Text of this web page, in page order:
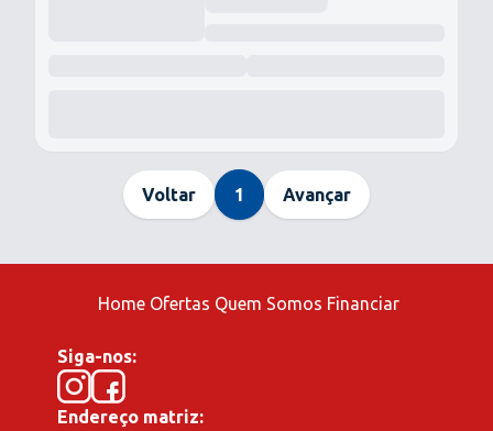
Voltar 1 Avançar
Home Ofertas Quem Somos Financiar
Siga-nos:
Endereço matriz: